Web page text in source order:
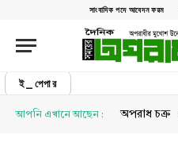
সাংবাদিক পদে আবেদন ফরম
ই_পেপার
আপনি এখানে আছেন : অপরাধ চক্র